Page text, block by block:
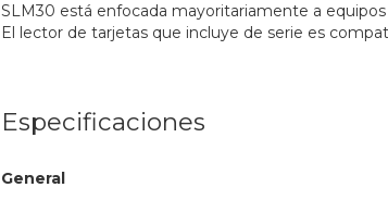
SLM30 está enfocada mayoritariamente a
El lector de tarjetas que incluye de serie es
Especificaciones
General